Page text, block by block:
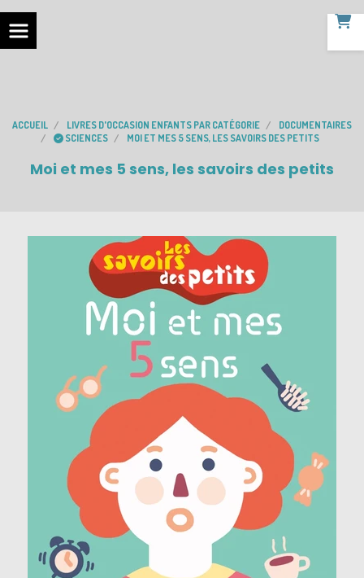
ACCUEIL LIVRES D'OCCASION ENFANTS PAR CATÉGORIE
DOCUMENTAIRES
SCIENCES
MOI ET MES 5 SENS, LES SAVOIRS DES PETITS
Moi et mes 5 sens, les savoirs des petits